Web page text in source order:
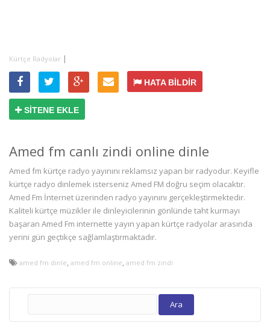
Kürtçe Radyolar |
HATA BİLDİR
SİTENE EKLE
Amed fm canlı zindi online dinle
Amed fm kürtçe radyo yayınını reklamsız yapan bir radyodur. Keyifle
kürtçe radyo dinlemek isterseniz Amed FM doğru seçim olacaktır.
Amed Fm İnternet üzerinden radyo yayınını gerçekleştirmektedir.
Kaliteli kürtçe müzikler ile dinleyicilerinin gönlünde taht kurmayı
başaran Amed Fm internette yayın yapan kürtçe radyolar arasında
yerini gün geçtikçe sağlamlaştırmaktadır.
amed fm dinle, amed fm online, amed fm zindi
Arama: